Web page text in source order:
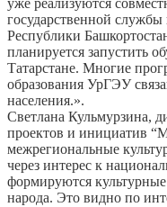
уже реализуются
государственной
Республики
планируется запустить
Татарстане. Многие
образования УрГЭУ
населения.».
Светлана Кульмурзина,
проектов и инициатив
межрегиональные
через интерес к
формируются
народа. Это видно по